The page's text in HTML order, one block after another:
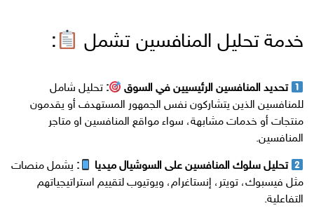
خدمة تحليل المنافسين تشمل :
تحديد المنافسين الرئيسيين في السوق : تحليل شامل
للمنافسين الذين يتشاركون نفس الجمهور المستهدف أو يقدمون
منتجات أو خدمات مشابهة، سواء مواقع المنافسين او متاجر
المنافسين.
تحليل سلوك المنافسين على السوشيال ميديا : يشمل منصات
مثل فيسبوك، تويتر، إنستاغرام، ويوتيوب لتقييم استراتيجياتهم
التفاعلية.